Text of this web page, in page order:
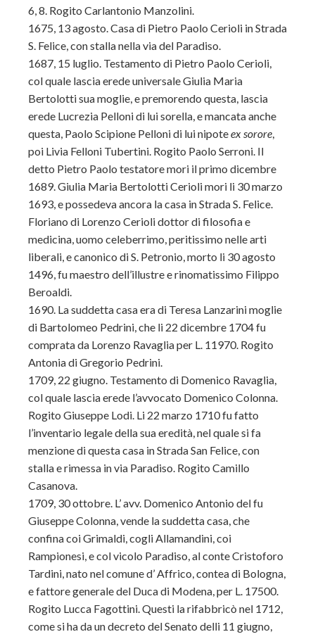
6, 8. Rogito Carlantonio Manzolini.
1675, 13 agosto. Casa di Pietro Paolo Cerioli in Strada
S. Felice, con stalla nella via del Paradiso.
1687, 15 luglio. Testamento di Pietro Paolo Cerioli,
col quale lascia erede universale Giulia Maria
Bertolotti sua moglie, e premorendo questa, lascia
erede Lucrezia Pelloni di lui sorella, e mancata anche
questa, Paolo Scipione Pelloni di lui nipoteexsorore,
poi Livia Felloni Tubertini. Rogito Paolo Serroni. Il
detto Pietro Paolo testatore mori il primo dicembre
1689. Giulia Maria Bertolotti Cerioli mori li 30 marzo
1693, e possedeva ancora la casa in Strada S. Felice.
Floriano di Lorenzo Cerioli dottor di filosofia e
medicina, uomo celeberrimo, peritissimo nelle arti
liberali, e canonico di S. Petronio, morto li 30 agosto
1496, fu maestro dell’illustre e rinomatissimo Filippo
Beroaldi.
1690. La suddetta casa era di Teresa Lanzarini moglie
di Bartolomeo Pedrini, che li 22 dicembre 1704 fu
comprata da Lorenzo Ravaglia per L. 11970. Rogito
Antonia di Gregorio Pedrini.
1709, 22 giugno. Testamento di Domenico Ravaglia,
col quale lascia erede l’avvocato Domenico Colonna.
Rogito Giuseppe Lodi. Li 22 marzo 1710 fu fatto
l’inventario legale della sua eredità, nel quale si fa
menzione di questa casa in Strada San Felice, con
stalla e rimessa in via Paradiso. Rogito Camillo
Casanova.
1709, 30 ottobre. L’ avv. Domenico Antonio del fu
Giuseppe Colonna, vende la suddetta casa, che
confina coi Grimaldi, cogli Allamandini, coi
Rampionesi, e col vicolo Paradiso, al conte Cristoforo
Tardini, nato nel comune d’ Affrico, contea di Bologna,
e fattore generale del Duca di Modena, per L. 17500.
Rogito Lucca Fagottini. Questi la rifabbricò nel 1712,
come si ha da un decreto del Senato delli 11 giugno,